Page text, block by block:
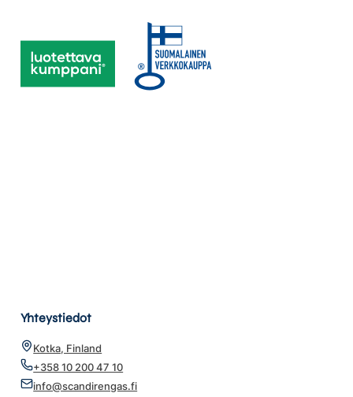
Yhteystiedot
Kotka, Finland
+358 10 200 47 10
info@scandirengas.fi